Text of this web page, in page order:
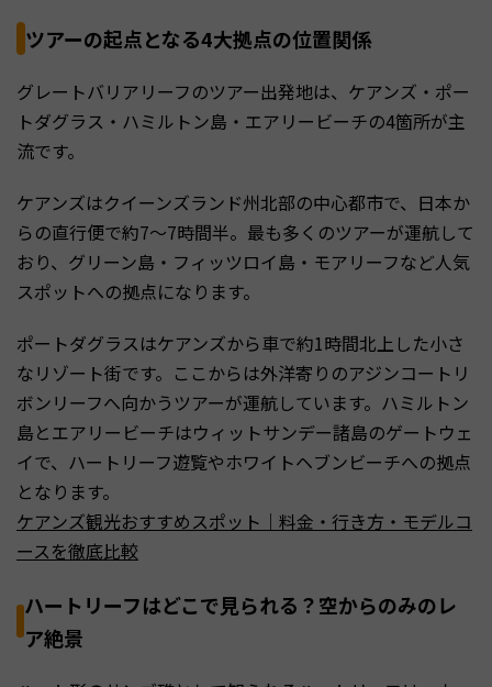
ツアーの起点となる4大拠点の位置関係
グレートバリアリーフのツアー出発地は、ケアンズ・ポー
トダグラス・ハミルトン島・エアリービーチの4箇所が主
流です。
ケアンズはクイーンズランド州北部の中心都市で、日本か
らの直行便で約7〜7時間半。最も多くのツアーが運航して
おり、グリーン島・フィッツロイ島・モアリーフなど人気
スポットへの拠点になります。
ポートダグラスはケアンズから車で約1時間北上した小さ
なリゾート街です。ここからは外洋寄りのアジンコートリ
ボンリーフへ向かうツアーが運航しています。ハミルトン
島とエアリービーチはウィットサンデー諸島のゲートウェ
イで、ハートリーフ遊覧やホワイトヘブンビーチへの拠点
となります。
ケアンズ観光おすすめスポット｜料金・行き方・モデルコ
ースを徹底比較
ハートリーフはどこで見られる？空からのみのレ
ア絶景